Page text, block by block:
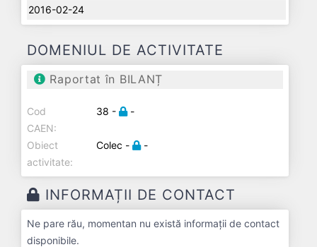
2016-02-24
DOMENIUL DE ACTIVITATE
Raportat în BILANȚ
Cod
CAEN:
38 - -
Obiect
activitate:
Colec - -
INFORMAȚII DE CONTACT
Ne pare rău, momentan nu există informații de contact
disponibile.